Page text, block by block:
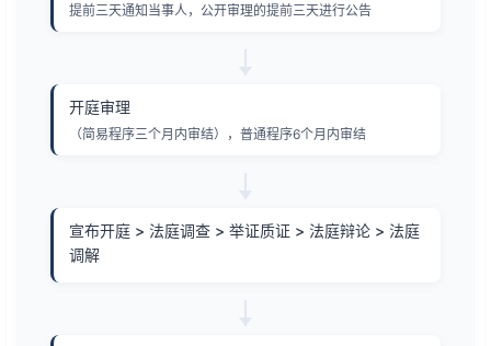
提前三天通知当事人，公开审理的提前三天进行公告
开庭审理
（简易程序三个月内审结），普通程序6个月内审结
宣布开庭 > 法庭调查 > 举证质证 > 法庭辩论 > 法庭
调解